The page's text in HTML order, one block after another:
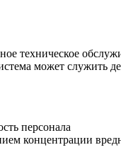
техническое
может служить
персонала
концентрации